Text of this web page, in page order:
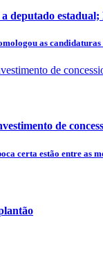
deputado
as candidaturas
de
certa estão entre as